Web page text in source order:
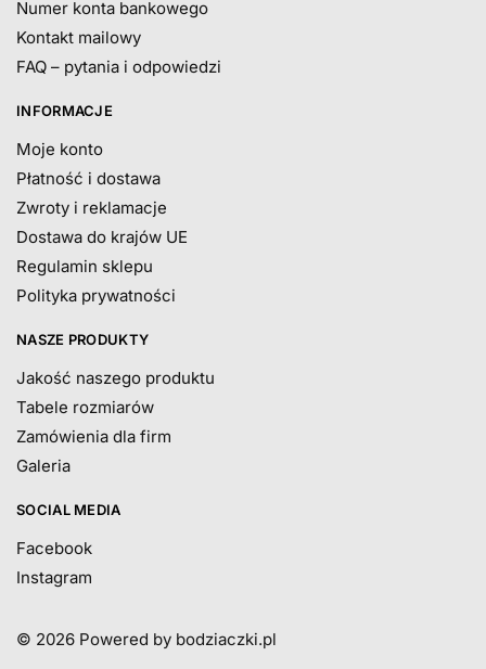
Numer konta bankowego
Kontakt mailowy
FAQ – pytania i odpowiedzi
INFORMACJE
Moje konto
Płatność i dostawa
Zwroty i reklamacje
Dostawa do krajów UE
Regulamin sklepu
Polityka prywatności
NASZE PRODUKTY
Jakość naszego produktu
Tabele rozmiarów
Zamówienia dla firm
Galeria
SOCIAL MEDIA
Facebook
Instagram
© 2026 Powered by bodziaczki.pl